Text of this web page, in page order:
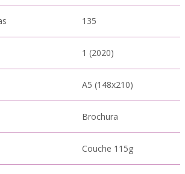
135
1 (2020)
A5 (148x210)
Brochura
Couche 115g